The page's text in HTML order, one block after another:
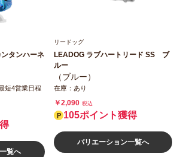
タンハーネ
短4営業日程
覧へ
リードッグ
LEADOG ラブハートリード SS ブ
ルー
（ブルー）
在庫：あり
￥2,090 税込
105ポイント獲得
バリエーション一覧へ